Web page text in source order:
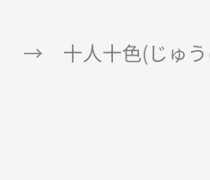
→ 十人十色(じゅう